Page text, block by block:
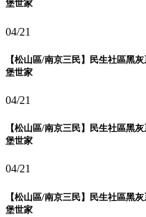
堡世家
04/21
【松山區/南京三民】民生社區黑
堡世家
04/21
【松山區/南京三民】民生社區黑
堡世家
04/21
【松山區/南京三民】民生社區黑
堡世家